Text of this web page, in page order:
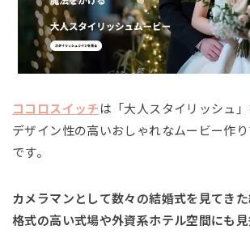
ココロスイッチ は「大人スタイリッシュ」
デザイン性の高いおしゃれなムービー作
です。
カメラマンとして数々の結婚式を見てきた
格式の高い式場や外資系ホテル空間にも